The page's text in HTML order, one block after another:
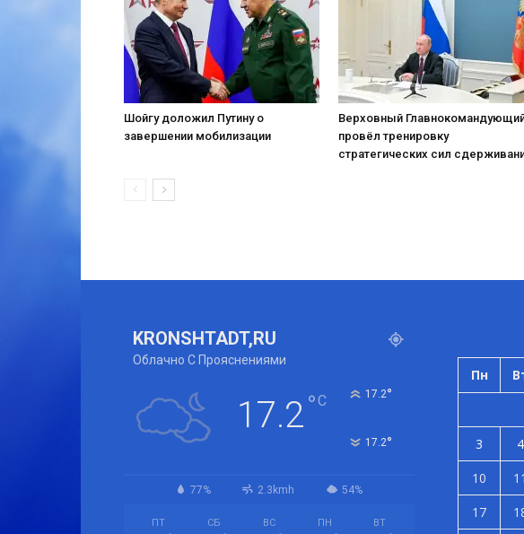
Шойгу доложил Путину о
завершении мобилизации
Верховный
провёл тренировку
стратегических сил
KRONSHTADT,RU
Облачно С Прояснениями
17.2°C 17.2°
17.2°
77% 2.3kmh 54%
ПТ СБ ВС ПН ВТ
Пн
3
4
10
11
17